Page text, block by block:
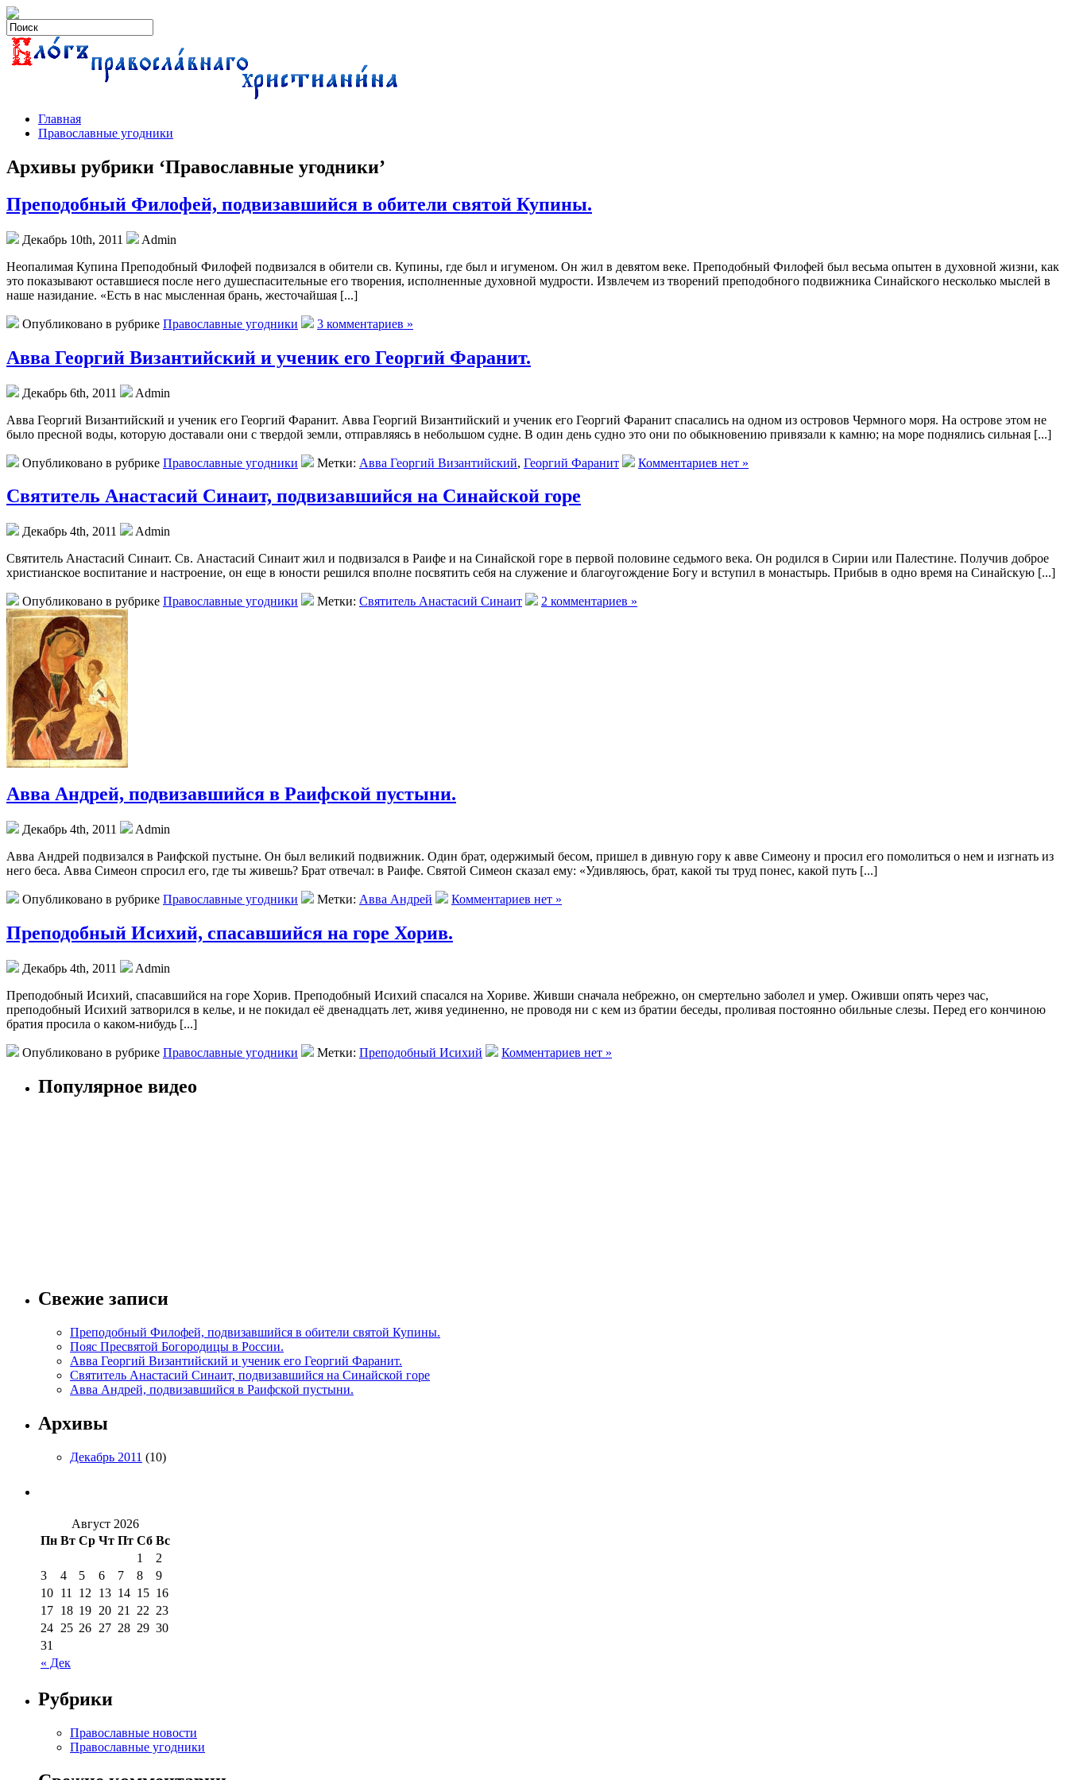
Главная
Православные угодники
Архивы рубрики ‘Православные угодники’
Преподобный Филофей, подвизавшийся в обители святой Купины.
Декабрь 10th, 2011
Admin
Неопалимая Купина Преподобный Филофей подвизался в обители св. Купины, где был и игуменом. Он жил в девятом веке. Преподобный Филофей был весьма опытен в духовной жизни, как
это показывают оставшиеся после него душеспасительные его творения, исполненные духовной мудрости. Извлечем из творений преподобного подвижника Синайского несколько мыслей в
наше назидание. «Есть в нас мысленная брань, жесточайшая [...]
Опубликовано в рубрике Православные угодники 3 комментариев »
Авва Георгий Византийский и ученик его Георгий Фаранит.
Декабрь 6th, 2011
Admin
Авва Георгий Византийский и ученик его Георгий Фаранит. Авва Георгий Византийский и ученик его Георгий Фаранит спасались на одном из островов Чермного моря. На острове этом не
было пресной воды, которую доставали они с твердой земли, отправляясь в небольшом судне. В один день судно это они по обыкновению привязали к камню; на море поднялись сильная [...]
Опубликовано в рубрике Православные угодники Метки: Авва Георгий Византийский, Георгий Фаранит Комментариев нет »
Святитель Анастасий Синаит, подвизавшийся на Синайской горе
Декабрь 4th, 2011
Admin
Святитель Анастасий Синаит. Св. Анастасий Синаит жил и подвизался в Раифе и на Синайской горе в первой половине седьмого века. Он родился в Сирии или Палестине. Получив доброе
христианское воспитание и настроение, он еще в юности решился вполне посвятить себя на служение и благоугождение Богу и вступил в монастырь. Прибыв в одно время на Синайскую [...]
Опубликовано в рубрике Православные угодники Метки: Святитель Анастасий Синаит 2 комментариев »
Авва Андрей, подвизавшийся в Раифской пустыни.
Декабрь 4th, 2011
Admin
Авва Андрей подвизался в Раифской пустыне. Он был великий подвижник. Один брат, одержимый бесом, пришел в дивную гору к авве Симеону и просил его помолиться о нем и изгнать из
него беса. Авва Симеон спросил его, где ты живешь? Брат отвечал: в Раифе. Святой Симеон сказал ему: «Удивляюсь, брат, какой ты труд понес, какой путь [...]
Опубликовано в рубрике Православные угодники Метки: Авва Андрей Комментариев нет »
Преподобный Исихий, спасавшийся на горе Хорив.
Декабрь 4th, 2011
Admin
Преподобный Исихий, спасавшийся на горе Хорив. Преподобный Исихий спасался на Хориве. Живши сначала небрежно, он смертельно заболел и умер. Оживши опять через час,
преподобный Исихий затворился в келье, и не покидал её двенадцать лет, живя уединенно, не проводя ни с кем из братии беседы, проливая постоянно обильные слезы. Перед его кончиною
братия просила о каком-нибудь [...]
Опубликовано в рубрике Православные угодники Метки: Преподобный Исихий Комментариев нет »
Популярное видео
Свежие записи
Преподобный Филофей, подвизавшийся в обители святой Купины.
Пояс Пресвятой Богородицы в России.
Авва Георгий Византийский и ученик его Георгий Фаранит.
Святитель Анастасий Синаит, подвизавшийся на Синайской горе
Авва Андрей, подвизавшийся в Раифской пустыни.
Архивы
Декабрь 2011 (10)
Август 2026
Пн Вт Ср Чт Пт Сб Вс
« Дек
1
2
3
4 5 6 7 8
9
10 11 12 13 14 15 16
17 18 19 20 21 22 23
24 25 26 27 28 29 30
31
Рубрики
Православные новости
Православные угодники